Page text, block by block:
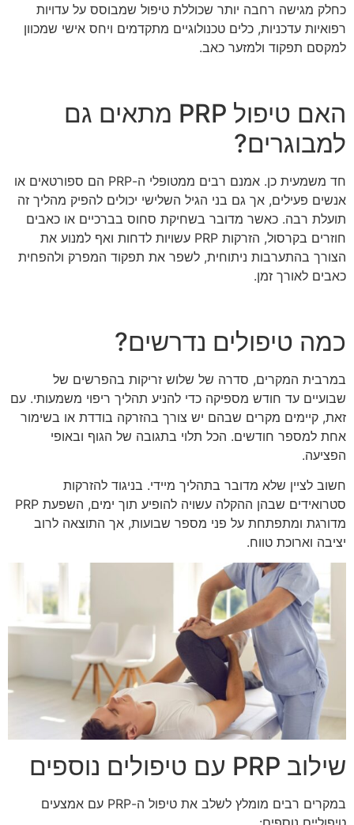
כחלק מגישה רחבה יותר שכוללת טיפול שמבוסס על עדויות
רפואיות עדכניות, כלים טכנולוגיים מתקדמים ויחס אישי שמכוון
למקסם תפקוד ולמזער כאב.
האם טיפול PRP מתאים גם
למבוגרים?
חד משמעית כן. אמנם רבים ממטופלי ה-PRP הם ספורטאים או
אנשים פעילים, אך גם בני הגיל השלישי יכולים להפיק מהליך זה
תועלת רבה. כאשר מדובר בשחיקת סחוס בברכיים או כאבים
חוזרים בקרסול, הזרקות PRP עשויות לדחות ואף למנוע את
הצורך בהתערבות ניתוחית, לשפר את תפקוד המפרק ולהפחית
כאבים לאורך זמן.
כמה טיפולים נדרשים?
במרבית המקרים, סדרה של שלוש זריקות בהפרשים של
שבועיים עד חודש מספיקה כדי להניע תהליך ריפוי משמעותי. עם
זאת, קיימים מקרים שבהם יש צורך בהזרקה בודדת או בשימור
אחת למספר חודשים. הכל תלוי בתגובה של הגוף ובאופי
הפציעה.
חשוב לציין שלא מדובר בתהליך מיידי. בניגוד להזרקות
סטרואידים שבהן ההקלה עשויה להופיע תוך ימים, השפעת PRP
מדורגת ומתפתחת על פני מספר שבועות, אך התוצאה לרוב
יציבה וארוכת טווח.
שילוב PRP עם טיפולים נוספים
במקרים רבים מומלץ לשלב את טיפול ה-PRP עם אמצעים